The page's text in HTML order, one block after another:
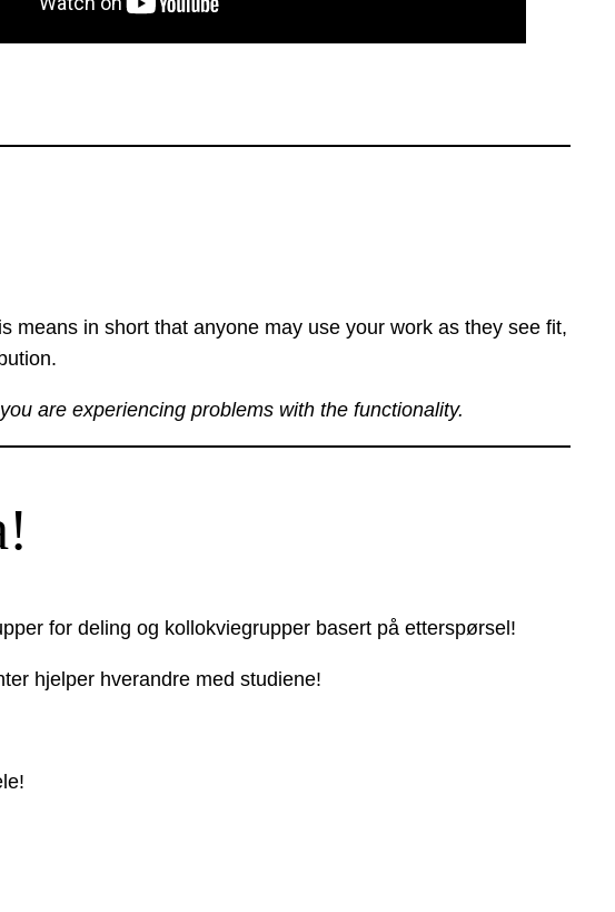
means in short that anyone may use your work as they see fit,
are experiencing problems with the functionality.
for deling og kollokviegrupper basert på etterspørsel!
hjelper hverandre med studiene!